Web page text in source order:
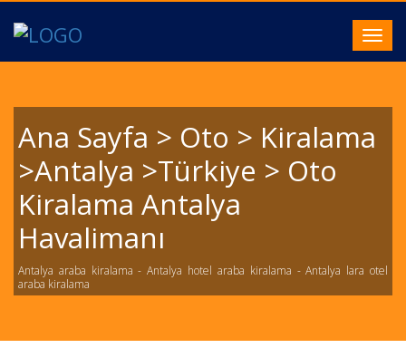
Ana Sayfa > Oto > Kiralama
>Antalya >Türkiye > Oto
Kiralama Antalya
Havalimanı
Antalya araba kiralama - Antalya hotel araba kiralama - Antalya lara otel
araba kiralama